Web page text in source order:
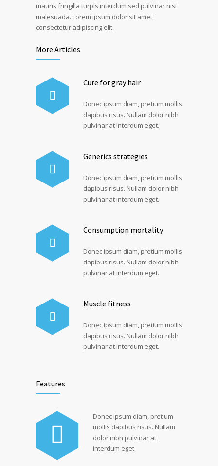
mauris fringilla turpis interdum sed pulvinar nisi
malesuada. Lorem ipsum dolor sit amet,
consectetur adipiscing elit.
More Articles
Cure for gray hair
Donec ipsum diam, pretium mollis
dapibus risus. Nullam dolor nibh
pulvinar at interdum eget.
Generics strategies
Donec ipsum diam, pretium mollis
dapibus risus. Nullam dolor nibh
pulvinar at interdum eget.
Consumption mortality
Donec ipsum diam, pretium mollis
dapibus risus. Nullam dolor nibh
pulvinar at interdum eget.
Muscle fitness
Donec ipsum diam, pretium mollis
dapibus risus. Nullam dolor nibh
pulvinar at interdum eget.
Features
Donec ipsum diam, pretium
mollis dapibus risus. Nullam
dolor nibh pulvinar at
interdum eget.